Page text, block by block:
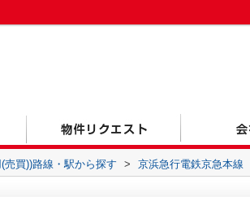
売買))路線・駅から探す > 京浜急行電鉄京急本線